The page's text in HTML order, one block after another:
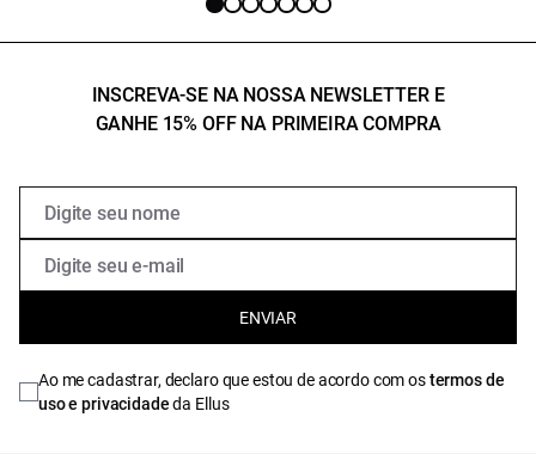
INSCREVA-SE NA NOSSA NEWSLETTER E
GANHE 15% OFF NA PRIMEIRA COMPRA
ENVIAR
Ao me cadastrar, declaro que estou de acordo com ostermos de
uso e privacidadeda Ellus